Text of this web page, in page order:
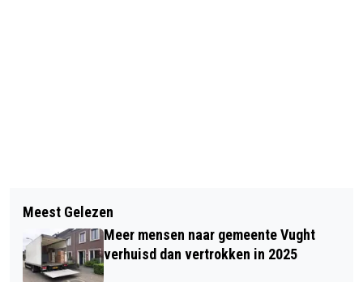
STEEDS MEER 65+ SINGLES KIEZEN
VOOR ECHTE ONTMOETINGEN
LAAT NIEMAND BINNEN, WAT ZE OOK
VERZINNEN: NIET AAN DE DEUR, NIET
DIGITAAL
Meest Gelezen
Meer mensen naar gemeente Vught
verhuisd dan vertrokken in 2025